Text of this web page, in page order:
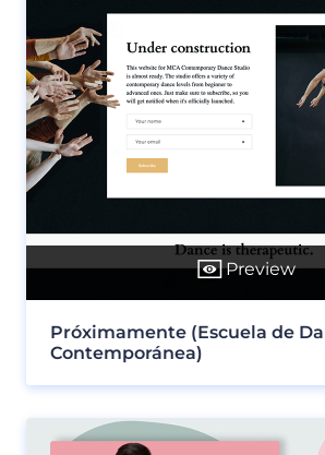
Preview
Próximamente (Escuela de
Contemporánea)